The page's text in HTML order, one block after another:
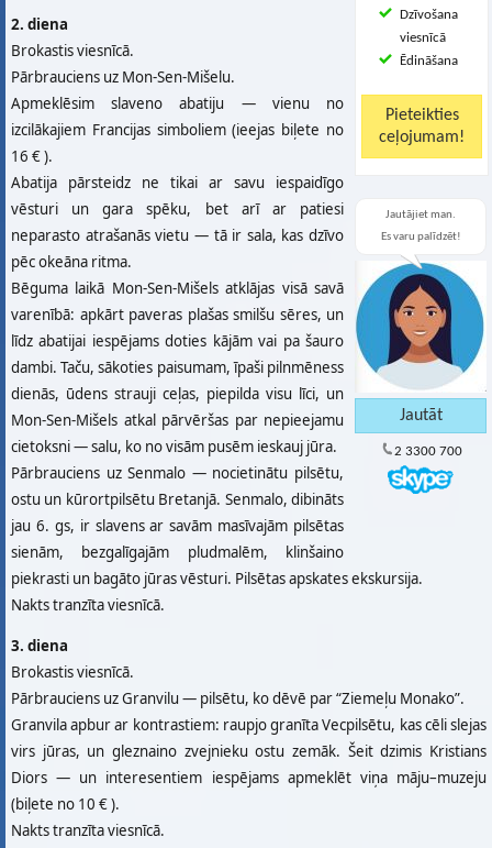
Dzīvošana
viesnīcā
Ēdināšana
Jautājiet man.
Es varu palīdzēt!
2 3300 700
2. diena
Brokastis viesnīcā.
Pārbrauciens uz Mon-Sen-Mišelu.
Apmeklēsim slaveno abatiju — vienu no
izcilākajiem Francijas simboliem (ieejas biļete no
16 € ).
Abatija pārsteidz ne tikai ar savu iespaidīgo
vēsturi un gara spēku, bet arī ar patiesi
neparasto atrašanās vietu — tā ir sala, kas dzīvo
pēc okeāna ritma.
Bēguma laikā Mon­-Sen­-Mišels atklājas visā savā
varenībā: apkārt paveras plašas smilšu sēres, un
līdz abatijai iespējams doties kājām vai pa šauro
dambi. Taču, sākoties paisumam, īpaši pilnmēness
dienās, ūdens strauji ceļas, piepilda visu līci, un
Mon­-Sen­-Mišels atkal pārvēršas par nepieejamu
cietoksni — salu, ko no visām pusēm ieskauj jūra.
Pārbrauciens uz Senmalo — nocietinātu pilsētu,
ostu un kūrortpilsētu Bretanjā. Senmalo, dibināts
jau 6. gs, ir slavens ar savām masīvajām pilsētas
sienām, bezgalīgajām pludmalēm, klinšaino
piekrasti un bagāto jūras vēsturi. Pilsētas apskates ekskursija.
Nakts tranzīta viesnīcā.
3. diena
Brokastis viesnīcā.
Pārbrauciens uz Granvilu — pilsētu, ko dēvē par “Ziemeļu Monako”.
Granvila apbur ar kontrastiem: raupjo granīta Vecpilsētu, kas cēli slejas
virs jūras, un gleznaino zvejnieku ostu zemāk. Šeit dzimis Kristians
Diors — un interesentiem iespējams apmeklēt viņa māju–muzeju
(biļete no 10 € ).
Nakts tranzīta viesnīcā.